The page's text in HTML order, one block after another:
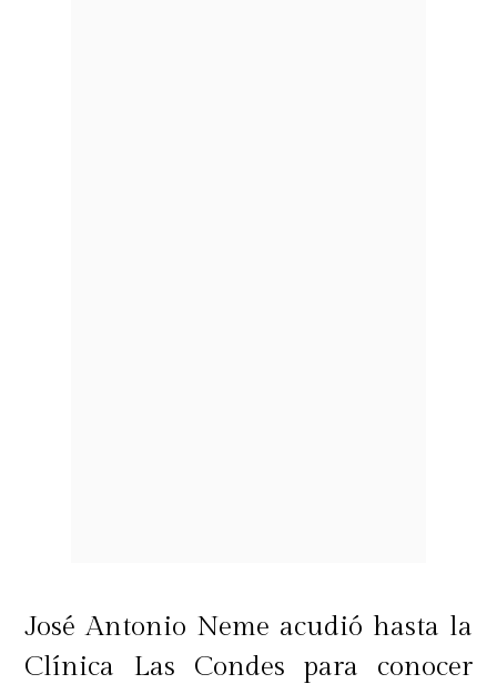
José Antonio Neme acudió hasta la
Clínica Las Condes para conocer